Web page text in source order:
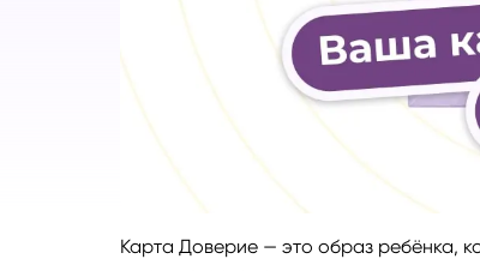
Карта Доверие — это образ ребёнка,